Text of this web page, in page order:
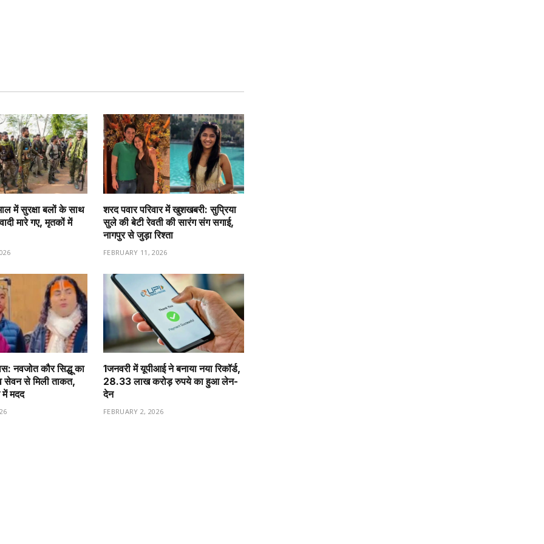
में सुरक्षा बलों के साथ
मारे गए, मृतकों में
शरद पवार परिवार में खुशखबरी: सुप्रिया
सुले की बेटी रेवती की सारंग संग सगाई,
नागपुर से जुड़ा रिश्ता
FEBRUARY 11, 2026
नवजोत कौर सिद्धू का
सेवन से मिली ताकत,
मदद
1️जनवरी में यूपीआई ने बनाया नया रिकॉर्ड,
28.33 लाख करोड़ रुपये का हुआ लेन-
देन
FEBRUARY 2, 2026